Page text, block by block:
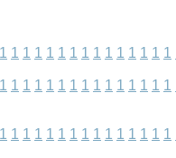
1 1 1 1 1 1 1 1 1 1 1 1 1 1 1
1 1 1 1 1 1 1 1 1 1 1 1 1 1 1
1 1 1 1 1 1 1 1 1 1 1 1 1 1 1